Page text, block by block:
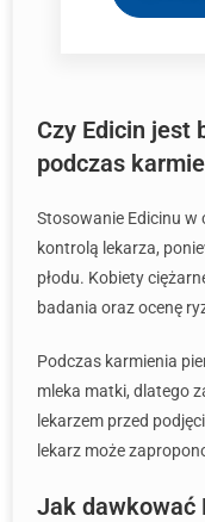
Czy Edicin jest
podczas
Stosowanie Edicinu w
kontrolą lekarza,
płodu. Kobiety
badania oraz ocenę
Podczas karmienia
mleka matki, dlatego
lekarzem przed
lekarz może
Jak dawkować